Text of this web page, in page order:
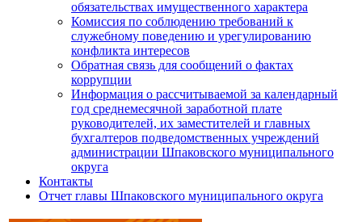
обязательствах имущественного характера
Комиссия по соблюдению требований к
служебному поведению и урегулированию
конфликта интересов
Обратная связь для сообщений о фактах
коррупции
Информация о рассчитываемой за календарный
год среднемесячной заработной плате
руководителей, их заместителей и главных
бухгалтеров подведомственных учреждений
администрации Шпаковского муниципального
округа
Контакты
Отчет главы Шпаковского муниципального округа